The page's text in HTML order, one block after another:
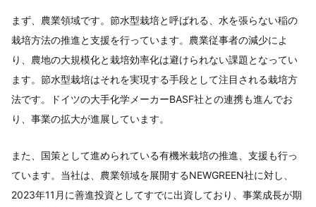
まず、農業領域です。節水型栽培と呼ばれる、水を張らない稲の
栽培方法の推進と支援を行っています。農業従事者の減少によ
り、農地の大規模化と栽培効率化は避けられない課題となってい
ます。節水型栽培はそれを実現する手段として注目される栽培方
法です。ドイツの大手化学メーカーBASF社との連携も進んでお
り、事業の拡大が進展しています。
また、国策として進められている有機米栽培の推進、支援も行っ
ています。当社は、農業領域を展開するNEWGREEN社に対し、
2023年11月に善進投資としてすでに出資しており、事業成長が期